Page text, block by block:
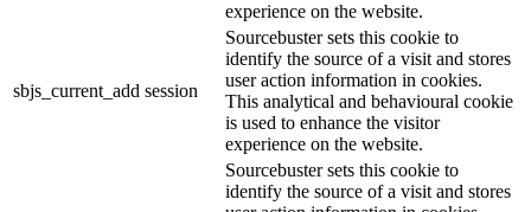
experience on the website.
sbjs_current_add session
Sourcebuster sets this cookie to
identify the source of a visit and stores
user action information in cookies.
This analytical and behavioural cookie
is used to enhance the visitor
experience on the website.
Sourcebuster sets this cookie to
identify the source of a visit and stores